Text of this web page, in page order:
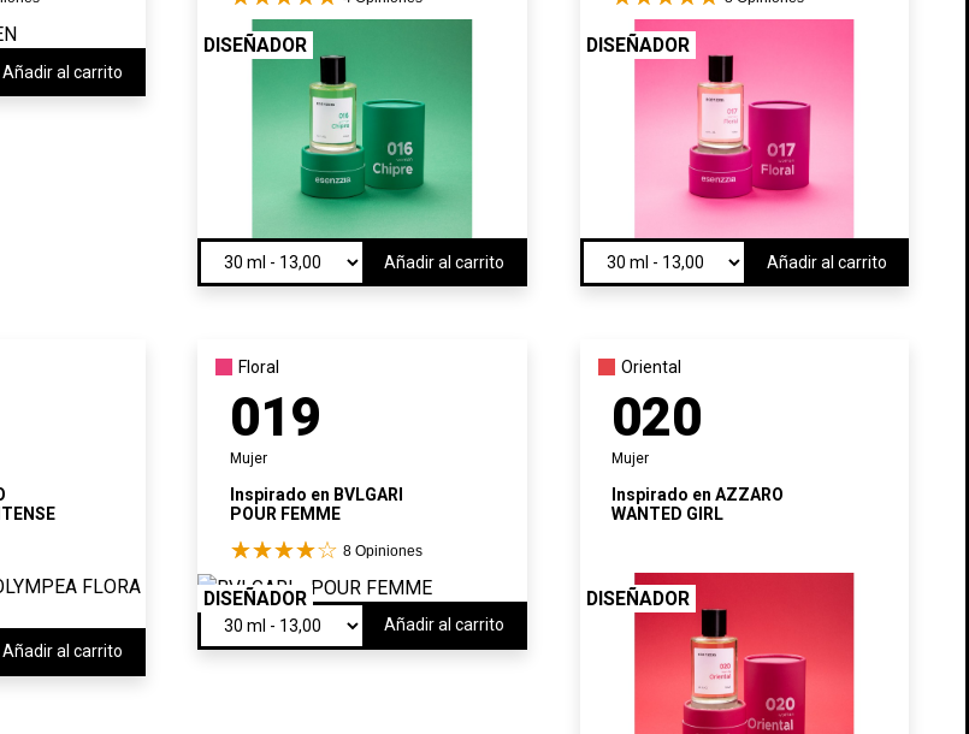
add_circle_outlineCrear nueva lista
((CREATETEXT))
((MODALDELETETEXT))
((LOGINTEXT))
Añadir al carrito
DISEÑADOR
Añadir al carrito
DISEÑADOR
Añadir al carrito
Añadir al carrito
Floral
019
Mujer
Inspirado en BVLGARI
POUR FEMME
8 Opiniones
DISEÑADOR
Añadir al carrito
Oriental
020
Mujer
Inspirado en AZZARO
WANTED GIRL
DISEÑADOR